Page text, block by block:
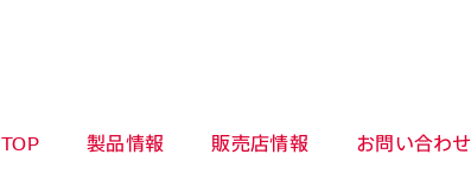
TOP 製品情報 販売店情報 お問い合わせ